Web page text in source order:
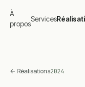
À
propos
Services
← Réalisations2024